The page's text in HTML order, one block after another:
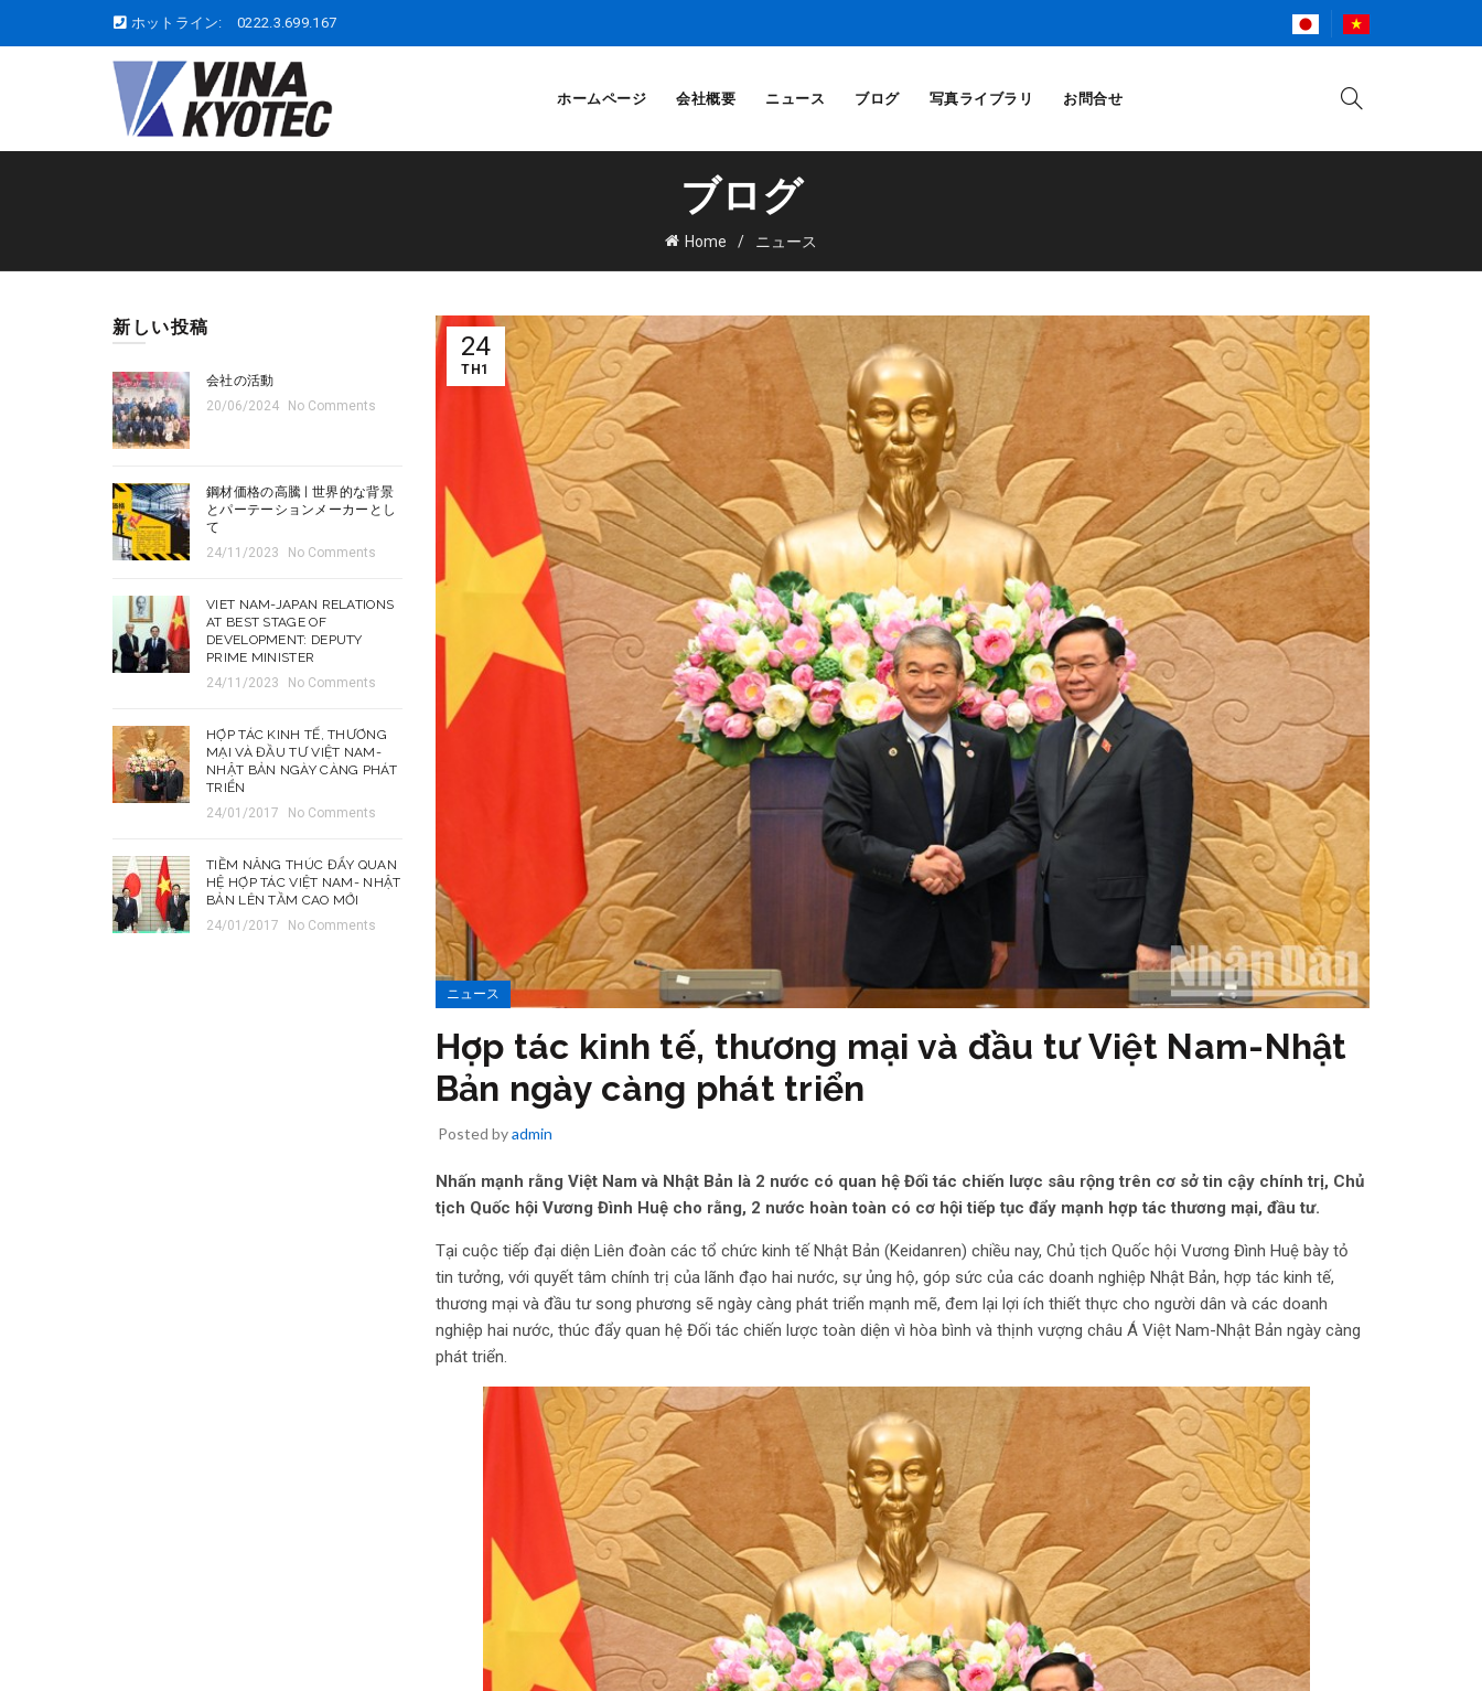
ホットライン: 0222.3.699.167
ホームページ 会社概要 ニュース ブログ 写真ライブラリ お問合せ
ブログ
Home ニュース
24
TH1
ニュース
Hợp tác kinh tế, thương mại và đầu tư Việt Nam-Nhật
Bản ngày càng phát triển
Posted byadmin
Nhấn mạnh rằng Việt Nam và Nhật Bản là 2 nước có quan hệ Đối tác chiến lược sâu rộng trên cơ sở tin cậy chính trị, Chủ
tịch Quốc hội Vương Đình Huệ cho rằng, 2 nước hoàn toàn có cơ hội tiếp tục đẩy mạnh hợp tác thương mại, đầu tư.
Tại cuộc tiếp đại diện Liên đoàn các tổ chức kinh tế Nhật Bản (Keidanren) chiều nay, Chủ tịch Quốc hội Vương Đình Huệ bày tỏ
tin tưởng, với quyết tâm chính trị của lãnh đạo hai nước, sự ủng hộ, góp sức của các doanh nghiệp Nhật Bản, hợp tác kinh tế,
thương mại và đầu tư song phương sẽ ngày càng phát triển mạnh mẽ, đem lại lợi ích thiết thực cho người dân và các doanh
nghiệp hai nước, thúc đẩy quan hệ Đối tác chiến lược toàn diện vì hòa bình và thịnh vượng châu Á Việt Nam-Nhật Bản ngày càng
phát triển.
新しい投稿
会社の活動
20/06/2024
No Comments
鋼材価格の高騰 | 世界的な背景
とパーテーションメーカーとし
て
24/11/2023
No Comments
VIET NAM-JAPAN RELATIONS
AT BEST STAGE OF
DEVELOPMENT: DEPUTY
PRIME MINISTER
24/11/2023
No Comments
HỢP TÁC KINH TẾ, THƯƠNG
MẠI VÀ ĐẦU TƯ VIỆT NAM-
NHẬT BẢN NGÀY CÀNG PHÁT
TRIỂN
24/01/2017
No Comments
TIỀM NĂNG THÚC ĐẨY QUAN
HỆ HỢP TÁC VIỆT NAM- NHẬT
BẢN LÊN TẦM CAO MỚI
24/01/2017
No Comments